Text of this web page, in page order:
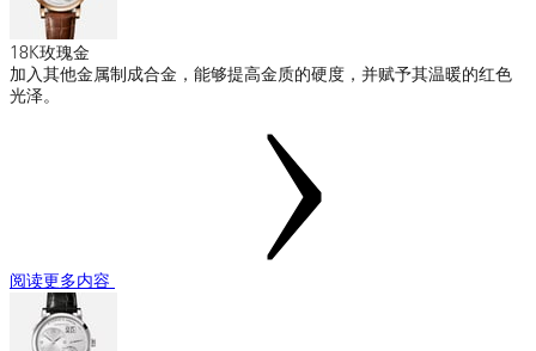
18K玫瑰金
加入其他金属制成合金，能够提高金质的硬度，并赋予其温暖的红色
光泽。
阅读更多内容